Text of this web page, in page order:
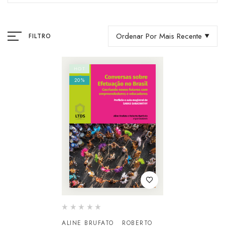
FILTRO Ordenar Por Mais Recente
HOT
20%
ALINE BRUFATO
ROBERTO